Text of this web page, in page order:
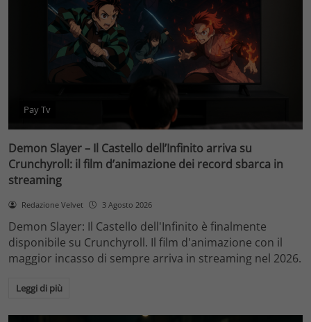
Pay Tv
Demon Slayer – Il Castello dell’Infinito arriva su
Crunchyroll: il film d’animazione dei record sbarca in
streaming
Redazione Velvet 3 Agosto 2026
Demon Slayer: Il Castello dell'Infinito è finalmente
disponibile su Crunchyroll. Il film d'animazione con il
maggior incasso di sempre arriva in streaming nel 2026.
Leggi di più